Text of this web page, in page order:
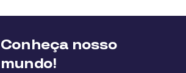
Conheça nosso
mundo!